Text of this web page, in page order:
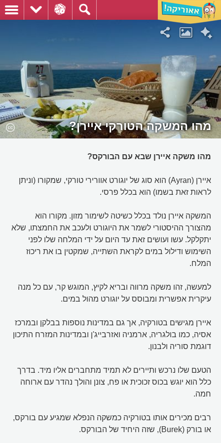
מהו המשקה הטורקי איירן?
מהו משקה איירן שבא עם הבורקס?
איירן (Ayran) הוא סוג של יוגורט אוורירי טורקי, שמקורו (וניתן
לראות זאת בשמו) הוא בכלל פרסי.
המשקה איירן נולד בכלל כשיטה לשימור מזון. מקורו הוא
מהצורך ההיסטורי לשמר את היוגורט ולעכב את החמצתו, שלא
יתקלקל. עשו ועושים זאת עד היום על ידי המלחה שלו לפני
השימוש ודילול במים לקראת השתייה, שמקטין בו את ריכוז
המלח.
למעשה, זהו משקה מרווה ובריא לקיץ, המוגש קר, עם כל מנה
עיקרית אפשרית ומבוסס על יוגורט מהול במים.
איירן מגישים בטורקיה, אך גם במדינות נוספות בבלקן ובמרכז
אסיה, כמו בולגריה, ארמניה ואזרבייג'ן ובמדינות המזרח התיכון
דוגמת סוריה ולבנון.
הטעם שלו נרכש ותיירים לא תמיד מתחברים אליו מיד. בדרך
כלל הוא יוגש בכוס זכוכית או פח, צונן והולך נהדר עם ארוחה
חמה.
רבים מכירים אותו בטורקיה כמשקה הנפלא שמגיע עם בורקס,
או בורק (Burek), שזה היחיד של הבורקס.